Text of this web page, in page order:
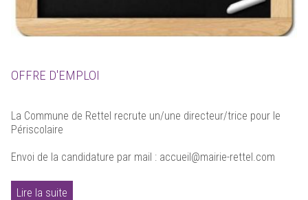
OFFRE D'EMPLOI
La Commune de Rettel recrute un/une directeur/trice pour le
Périscolaire
Envoi de la candidature par mail : accueil@mairie-rettel.com
Lire la suite